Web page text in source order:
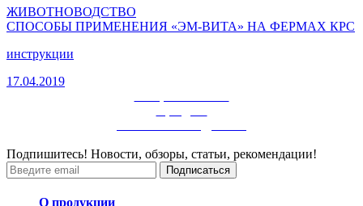
ЖИВОТНОВОДСТВО
СПОСОБЫ ПРИМЕНЕНИЯ «ЭМ-ВИТА» НА ФЕРМАХ КРС
инструкции
17.04.2019
Подпишитесь! Новости, обзоры, статьи, рекомендации!
Подписаться
О продукции